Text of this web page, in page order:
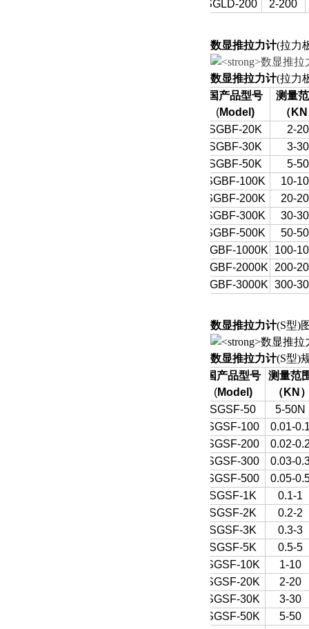
SGLD-200
2-200
数显推拉力计(拉力
数显推拉力计(拉力
国产品型号
(Model)
测量
（ KN
SGBF-20K
2-20
SGBF-30K
3-30
SGBF-50K
5-50
SGBF-100K
10-
SGBF-200K
20-
SGBF-300K
30-
SGBF-500K
50-
SGBF-1000K
100-
SGBF-2000K
200-
SGBF-3000K 300-
数显推拉力计(S型)
数显推拉力计(S型)
国产品型号
(Model)
测量范
（ KN
SGSF-50
5-50N
SGSF-100
0.01-
SGSF-200
0.02-
SGSF-300
0.03-
SGSF-500
0.05-
SGSF-1K
0.1-1
SGSF-2K
0.2-2
SGSF-3K
0.3-3
SGSF-5K
0.5-5
SGSF-10K
1-10
SGSF-20K
2-20
SGSF-30K
3-30
SGSF-50K
5-50